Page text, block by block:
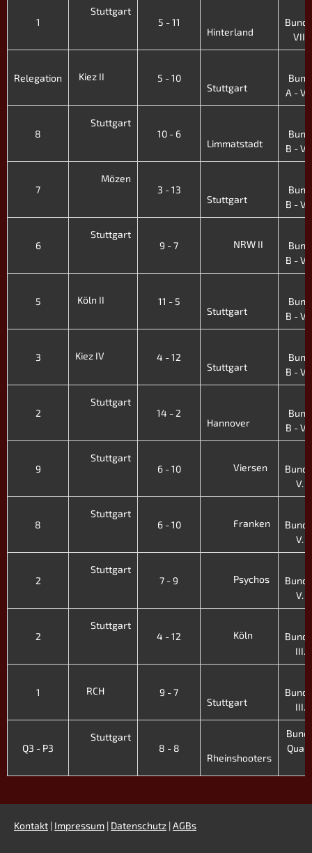
1
Stuttgart
5 - 11
Hinterland
VII.
Relegation Kiez II 5 - 10
Stuttgart
A -
8
Stuttgart
10 - 6
Limmatstadt
B -
7
Mözen
3 - 13
Stuttgart
B -
6
Stuttgart
9 - 7
NRW II
B -
5 Köln II 11 - 5
Stuttgart
B -
3 Kiez IV 4 - 12
Stuttgart
B -
2
Stuttgart
14 - 2
Hannover
B -
9
Stuttgart
6 - 10
Viersen
V.
8
Stuttgart
6 - 10
Franken
V.
2
Stuttgart
7 - 9
Psychos
V.
2
Stuttgart
4 - 12
Köln
III.
1 RCH 9 - 7
Stuttgart
III.
Q3 - P3
Stuttgart
8 - 8
Rheinshooters
Quali
Kontakt | Impressum | Datenschutz |AGBs